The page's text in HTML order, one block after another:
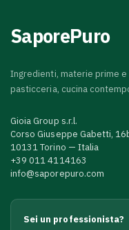
SaporePuro
Ingredienti, materie prime
pasticceria, cucina
Gioia Group s.r.l.
Corso Giuseppe Gabetti,
10131 Torino — Italia
+39 011 4114163
info@saporepuro.com
Sei un professionista?